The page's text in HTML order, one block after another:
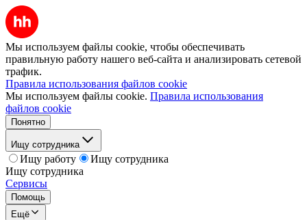
Мы используем файлы cookie, чтобы обеспечивать
правильную работу нашего веб-сайта и анализировать сетевой
трафик.
Правила использования файлов cookie
Мы используем файлы cookie. Правила использования
файлов cookie
Понятно
Ищу сотрудника
Ищу работу
Ищу сотрудника
Ищу сотрудника
Сервисы
Помощь
Ещё